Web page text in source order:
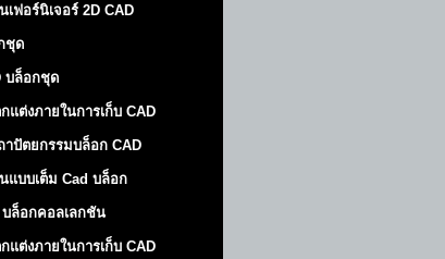
เฟอร์นิเจอร์ 2D CAD
ชุด
บล็อกชุด
แต่งภายในการเก็บ CAD
าปัตยกรรมบล็อก CAD
แบบเต็ม Cad บล็อก
ล็อกคอลเลกชัน
แต่งภายในการเก็บ CAD